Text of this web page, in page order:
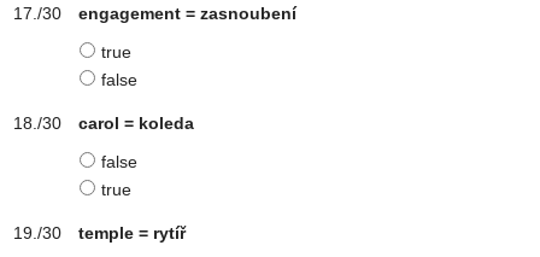
engagement = zasnoubení
true
false
carol = koleda
false
true
temple = rytíř